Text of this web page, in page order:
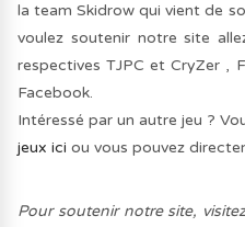
la team Skidrow qui vient de
voulez soutenir notre site
respectives TJPC et CryZer ,
Facebook.
Intéressé par un autre jeu ?
jeux ici ou vous pouvez
Pour soutenir notre site,